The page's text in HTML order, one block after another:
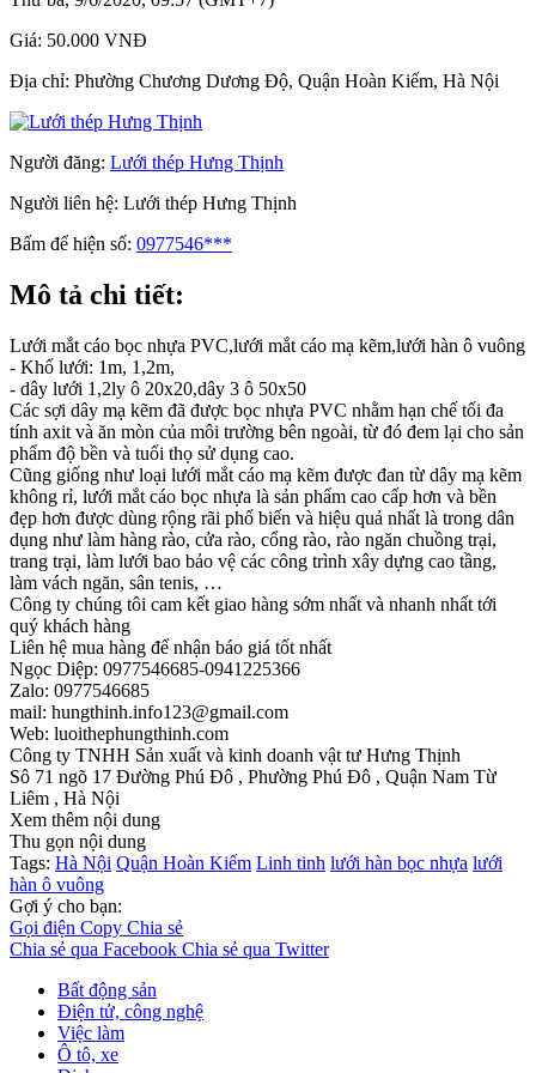
Giá: 50.000 VNĐ
Địa chỉ: Phường Chương Dương Độ, Quận Hoàn Kiếm, Hà Nội
Người đăng: Lưới thép Hưng Thịnh
Người liên hệ: Lưới thép Hưng Thịnh
Bấm để hiện số: 0977546***
Mô tả chi tiết:
Lưới mắt cáo bọc nhựa PVC,lưới mắt cáo mạ kẽm,lưới hàn ô vuông
- Khổ lưới: 1m, 1,2m,
- dây lưới 1,2ly ô 20x20,dây 3 ô 50x50
Các sợi dây mạ kẽm đã được bọc nhựa PVC nhằm hạn chế tối đa
tính axit và ăn mòn của môi trường bên ngoài, từ đó đem lại cho sản
phẩm độ bền và tuổi thọ sử dụng cao.
Cũng giống như loại lưới mắt cáo mạ kẽm được đan từ dây mạ kẽm
không rỉ, lưới mắt cáo bọc nhựa là sản phẩm cao cấp hơn và bền
đẹp hơn được dùng rộng rãi phổ biến và hiệu quả nhất là trong dân
dụng như làm hàng rào, cửa rào, cổng rào, rào ngăn chuồng trại,
trang trại, làm lưới bao bảo vệ các công trình xây dựng cao tầng,
làm vách ngăn, sân tenis, …
Công ty chúng tôi cam kết giao hàng sớm nhất và nhanh nhất tới
quý khách hàng
Liên hệ mua hàng để nhận báo giá tốt nhất
Ngọc Diệp: 0977546685-0941225366
Zalo: 0977546685
mail: hungthinh.info123@gmail.com
Web: luoithephungthinh.com
Công ty TNHH Sản xuất và kinh doanh vật tư Hưng Thịnh
Sô 71 ngõ 17 Đường Phú Đô , Phường Phú Đô , Quận Nam Từ
Liêm , Hà Nội
Xem thêm nội dung
Thu gọn nội dung
Tags: Hà Nội Quận Hoàn Kiếm Linh tinh lưới hàn bọc nhựa lưới
hàn ô vuông
Gợi ý cho bạn:
Gọi điện Copy Chia sẻ
Chia sẻ qua Facebook Chia sẻ qua Twitter
Bất động sản
Điện tử, công nghệ
Việc làm
Ô tô, xe